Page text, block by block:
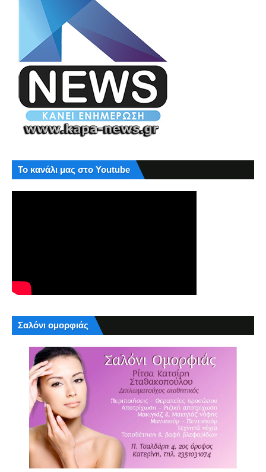
Το κανάλι μας στο Youtube
Σαλόνι ομορφιάς